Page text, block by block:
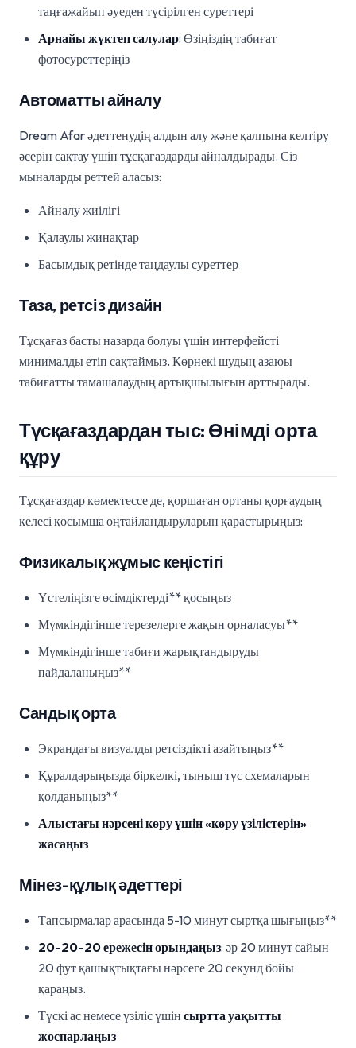
таңғажайып әуеден түсірілген суреттері
Арнайы жүктеп салулар: Өзіңіздің табиғат
фотосуреттеріңіз
Автоматты айналу
Dream Afar әдеттенудің алдын алу және қалпына келтіру
әсерін сақтау үшін тұсқағаздарды айналдырады. Сіз
мыналарды реттей аласыз:
Айналу жиілігі
Қалаулы жинақтар
Басымдық ретінде таңдаулы суреттер
Таза, ретсіз дизайн
Тұсқағаз басты назарда болуы үшін интерфейсті
минималды етіп сақтаймыз. Көрнекі шудың азаюы
табиғатты тамашалаудың артықшылығын арттырады.
Түсқағаздардан тыс: Өнімді орта
құру
Тұсқағаздар көмектессе де, қоршаған ортаны қорғаудың
келесі қосымша оңтайландыруларын қарастырыңыз:
Физикалық жұмыс кеңістігі
Үстеліңізге өсімдіктерді** қосыңыз
Мүмкіндігінше терезелерге жақын орналасуы**
Мүмкіндігінше табиғи жарықтандыруды
пайдаланыңыз**
Сандық орта
Экрандағы визуалды ретсіздікті азайтыңыз**
Құралдарыңызда біркелкі, тыныш түс схемаларын
қолданыңыз**
Алыстағы нәрсені көру үшін «көру үзілістерін»
жасаңыз
Мінез-құлық әдеттері
Тапсырмалар арасында 5-10 минут сыртқа шығыңыз**
20-20-20 ережесін орындаңыз: әр 20 минут сайын
20 фут қашықтықтағы нәрсеге 20 секунд бойы
қараңыз.
Түскі ас немесе үзіліс үшін сыртта уақытты
жоспарлаңыз